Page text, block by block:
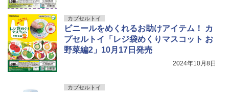
カプセルトイ
ビニールをめくれるお助けアイテム！ カ
プセルトイ「レジ袋めくりマスコット お
野菜編2」10月17日発売
2024年10月8日
カプセルトイ